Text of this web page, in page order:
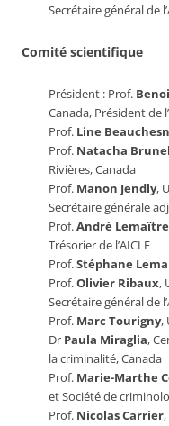
Secrétaire général de
Comité scientifique
Président : Prof.
Canada, Président de
Prof. Line
Prof. Natacha
Rivières, Canada
Prof. Manon Jendly,
Secrétaire générale
Prof.André Lemaître
Trésorier de l’AICLF
Prof.Stéphane
Prof.Olivier Ribaux,
Secrétaire général de
Prof. Marc Tourigny,
Dr Paula Miraglia,
la criminalité, Canada
Prof. Marie-Marthe
et Société de
Prof. Nicolas Carrier